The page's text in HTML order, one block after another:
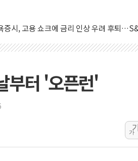
프, 쿡 연준 이사 해임 재추진…"26일까지
증시, 美 고용 예상 밖 부진에 연준 금리
] 이슬람 수니파 3국, '공동방위협정' 체결
프, 백신·자폐증 행정명령 검토…"이르면 다
소법원, 백악관 무도회장 공사 중단 명령…
란 핵심 원유 수출항 '하르그섬', 최근 1주일
고용 쇼크에 엔화 장중 급등…시장은 "또 개
뉴스] 뉴욕 반도체주 프리뷰...美 고용 쇼
부터 '오픈런'
가